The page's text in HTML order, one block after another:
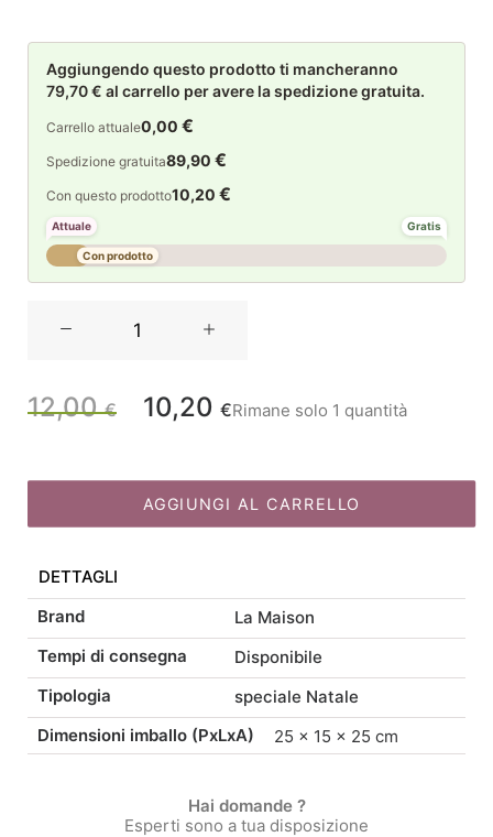
Aggiungendo questo prodotto ti mancheranno
79,70 € al carrello per avere la spedizione gratuita.
Carrello attuale0,00 €
Spedizione gratuita89,90 €
Con questo prodotto10,20 €
Attuale Gratis
Con prodotto
Natale
quantità
12,00€
originale
12,00 €.
10,20 €Il
attuale
10,20 €.
Rimane solo 1 quantità
AGGIUNGI AL CARRELLO
DETTAGLI
Brand
La Maison
Tempi di consegna
Disponibile
Tipologia
speciale Natale
Dimensioni imballo (PxLxA)
25 × 15 × 25 cm
Hai domande ?
Esperti sono a tua disposizione